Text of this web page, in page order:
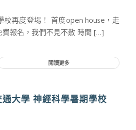
校再度登場！ 首度open house，走
報名，我們不見不散 時間 […]
閱讀更多
大學 神經科學暑期學校